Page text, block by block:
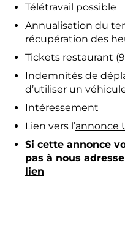
Télétravail possible
Annualisation du
récupération des
Tickets restaurant
Indemnités de
d’utiliser un
Intéressement
Lien vers l’annonce
Si cette annonce
pas à nous
lien